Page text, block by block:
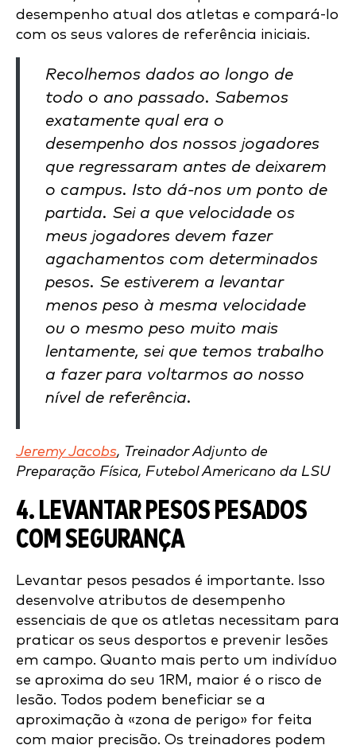
desempenho atual dos atletas e compará-lo
com os seus valores de referência iniciais.
Recolhemos dados ao longo de
todo o ano passado. Sabemos
exatamente qual era o
desempenho dos nossos jogadores
que regressaram antes de deixarem
o campus. Isto dá-nos um ponto de
partida. Sei a que velocidade os
meus jogadores devem fazer
agachamentos com determinados
pesos. Se estiverem a levantar
menos peso à mesma velocidade
ou o mesmo peso muito mais
lentamente, sei que temos trabalho
a fazer para voltarmos ao nosso
nível de referência.
Jeremy Jacobs, Treinador Adjunto de
Preparação Física, Futebol Americano da LSU
4. LEVANTAR PESOS PESADOS
COM SEGURANÇA
Levantar pesos pesados é importante. Isso
desenvolve atributos de desempenho
essenciais de que os atletas necessitam para
praticar os seus desportos e prevenir lesões
em campo. Quanto mais perto um indivíduo
se aproxima do seu 1RM, maior é o risco de
lesão. Todos podem beneficiar se a
aproximação à «zona de perigo» for feita
com maior precisão. Os treinadores podem